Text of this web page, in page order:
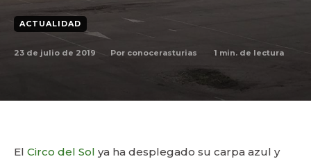
ACTUALIDAD
23 de julio de 2019 Por conocerasturias 1 min. de lectura
El Circo del Sol ya ha desplegado su carpa azul y